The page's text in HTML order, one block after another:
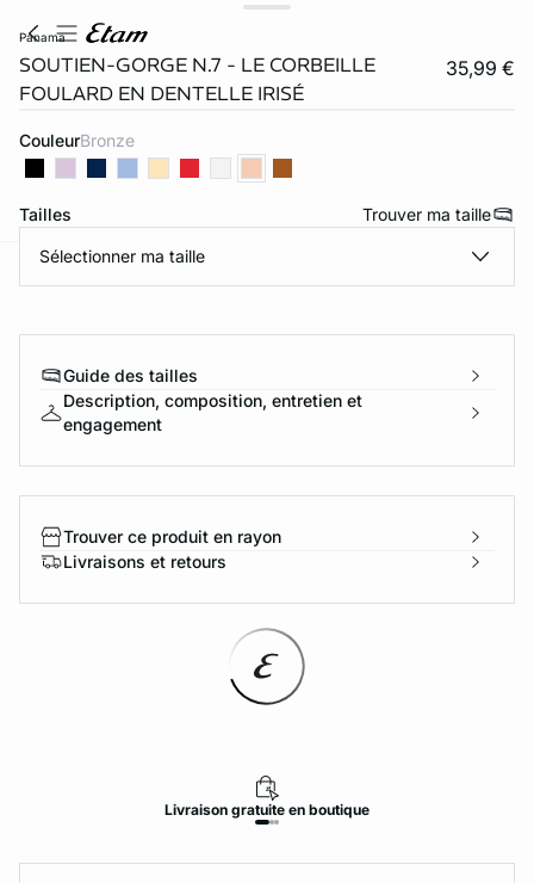
panama
SOUTIEN-GORGE N.7 - LE CORBEILLE
FOULARD EN DENTELLE IRISÉ
35,99 €
Couleur bronze
Tailles Trouver ma taille
Sélectionner ma taille
Guide des tailles
Description, composition, entretien et
engagement
Trouver ce produit en rayon
Livraisons et retours
Livraison gratuite en boutique